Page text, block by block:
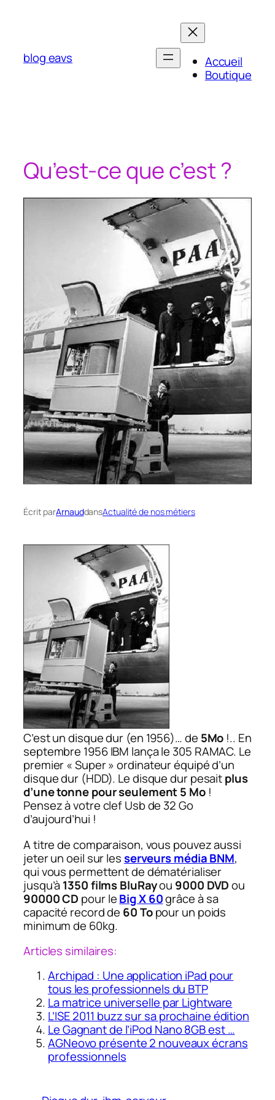
blog eavs
Accueil
Boutique
Qu’est-ce que c’est ?
Écrit parArnauddansActualité de nos métiers
C’est un disque dur (en 1956)… de 5Mo !.. En
septembre 1956 IBM lança le 305 RAMAC. Le
premier« Super »ordinateur équipé d’un
disque dur (HDD). Le disque dur pesaitplus
d’une tonne pour seulement 5 Mo!
Pensez à votre clef Usb de 32 Go
d’aujourd’hui !
A titre de comparaison, vous pouvez aussi
jeter un oeil sur lesserveurs média BNM,
qui vous permettent de dématérialiser
jusqu’à1350 films BluRayou 9000 DVDou
90000 CD pour leBig X 60grâce à sa
capacité record de 60 Topour un poids
minimum de 60kg.
Articles similaires:
Archipad : Une application iPad pour
tous les professionnels du BTP
La matrice universelle par Lightware
L’ISE 2011 buzz sur sa prochaine édition
Le Gagnant de l’iPod Nano 8GB est …
AGNeovo présente 2 nouveaux écrans
professionnels